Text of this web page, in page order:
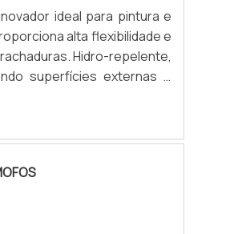
ideal para pintura e
alta flexibilidade e
Hidro-repelente,
superfícies externas e
ao refletir raios
mantendo ambientes
está disponível